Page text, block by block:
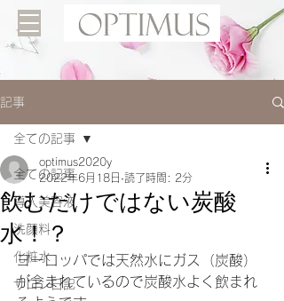
記事
全ての記事
導入美容液
洗顔料
化粧水
サロン日記
全ての記事
飲むだけではない炭酸
水！？
optimus2020y
2022年6月18日 読了時間: 2分
ヨーロッパでは天然水にガス（炭酸）
が含まれているので炭酸水よく飲まれ